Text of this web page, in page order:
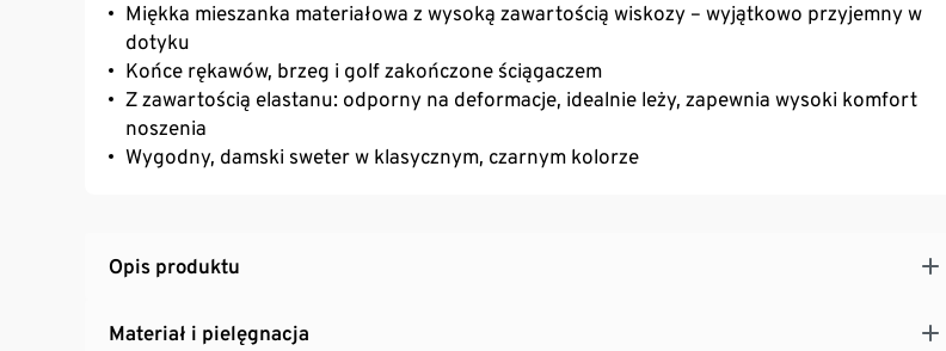
Miękka mieszanka materiałowa z wysoką zawartością wiskozy – wyjątkowo przyjemny w
dotyku
Końce rękawów, brzeg i golf zakończone ściągaczem
Z zawartością elastanu: odporny na deformacje, idealnie leży, zapewnia wysoki komfort
noszenia
Wygodny, damski sweter w klasycznym, czarnym kolorze
Opis produktu
Materiał i pielęgnacja